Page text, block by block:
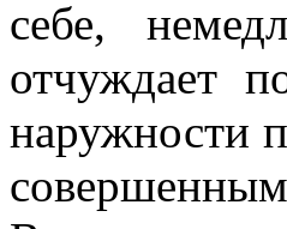
себе,
отчуждает
наружности